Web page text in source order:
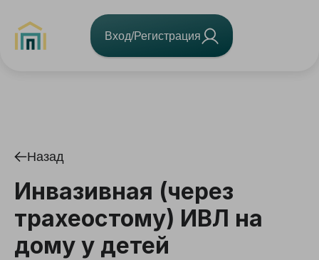
Вход/Регистрация
Назад
Инвазивная (через
трахеостому) ИВЛ на
дому у детей